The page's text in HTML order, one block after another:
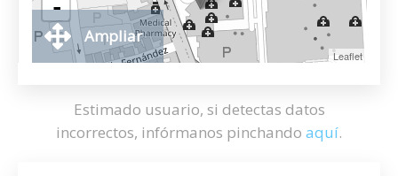
-
Leaflet
Ampliar
Estimado usuario, si detectas datos
incorrectos, infórmanos pinchando aquí.